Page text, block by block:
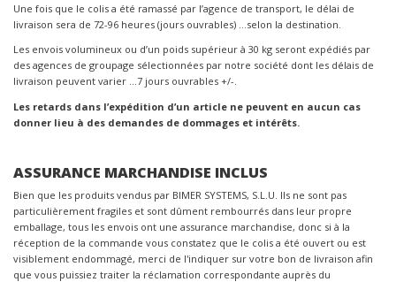
Une fois que le colis a été ramassé par l’agence de transport, le délai de
livraison sera de 72-96 heures (jours ouvrables) …selon la destination.
Les envois volumineux ou d’un poids supérieur à 30 kg seront expédiés par
des agences de groupage sélectionnées par notre société dont les délais de
livraison peuvent varier …7 jours ouvrables +/-.
Les retards dans l’expédition d’un article ne peuvent en aucun cas
donner lieu à des demandes de dommages et intérêts.
ASSURANCE MARCHANDISE INCLUS
Bien que les produits vendus par BIMER SYSTEMS, S.L.U. Ils ne sont pas
particulièrement fragiles et sont dûment rembourrés dans leur propre
emballage, tous les envois ont une assurance marchandise, donc si à la
réception de la commande vous constatez que le colis a été ouvert ou est
visiblement endommagé, merci de l'indiquer sur votre bon de livraison afin
que vous puissiez traiter la réclamation correspondante auprès du